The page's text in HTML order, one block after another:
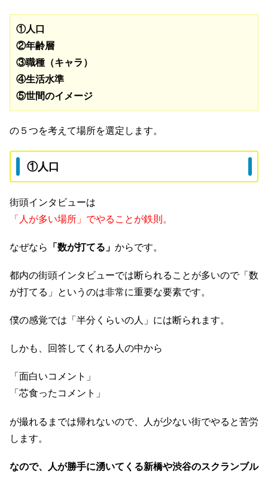
①人口
②年齢層
③職種（キャラ）
④生活水準
⑤世間のイメージ
の５つを考えて場所を選定します。
①人口
街頭インタビューは
「人が多い場所」でやることが鉄則。
なぜなら 「数が打てる」 からです。
都内の街頭インタビューでは断られることが多いので「数
が打てる」というのは非常に重要な要素です。
僕の感覚では「半分くらいの人」には断られます。
しかも、回答してくれる人の中から
「面白いコメント」
「芯食ったコメント」
が撮れるまでは帰れないので、人が少ない街でやると苦労
します。
なので、人が勝手に湧いてくる新橋や渋谷のスクランブル